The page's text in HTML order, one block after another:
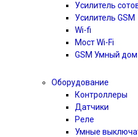
Усилитель
Усилитель GSM
Wi-fi
Мост Wi-Fi
GSM Умный дом
Оборудование
Контроллеры
Датчики
Реле
Умные